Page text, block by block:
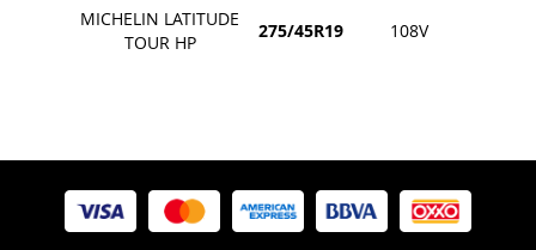
MICHELIN LATITUDE
TOUR HP
275/45R19 108V